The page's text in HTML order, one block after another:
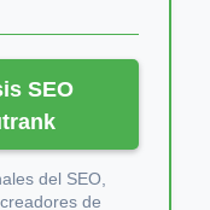
SEO
del SEO,
de